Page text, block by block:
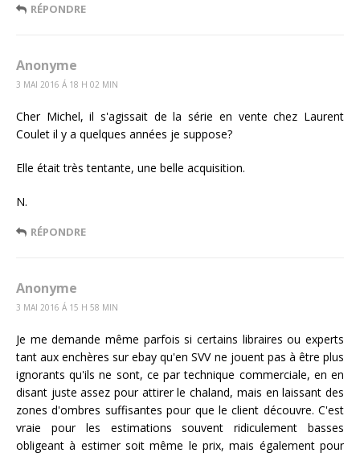
RÉPONDRE
Anonyme
3 MAI 2016 Á 18 H 02 MIN
Cher Michel, il s'agissait de la série en vente chez Laurent
Coulet il y a quelques années je suppose?
Elle était très tentante, une belle acquisition.
N.
RÉPONDRE
Anonyme
3 MAI 2016 Á 15 H 58 MIN
Je me demande même parfois si certains libraires ou experts
tant aux enchères sur ebay qu'en SVV ne jouent pas à être plus
ignorants qu'ils ne sont, ce par technique commerciale, en en
disant juste assez pour attirer le chaland, mais en laissant des
zones d'ombres suffisantes pour que le client découvre. C'est
vraie pour les estimations souvent ridiculement basses
obligeant à estimer soit même le prix, mais également pour